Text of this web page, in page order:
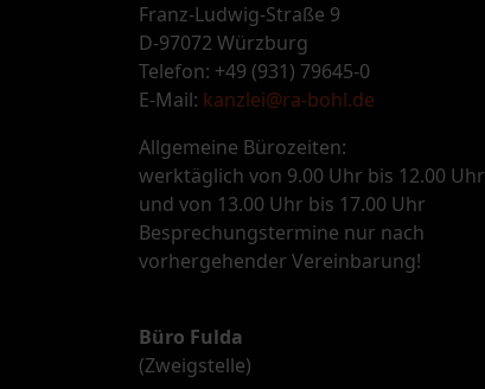
Franz-Ludwig-Straße 9
D-97072 Würzburg
Telefon: +49 (931) 79645-0
E-Mail: kanzlei@ra-bohl.de
Allgemeine Bürozeiten:
werktäglich von 9.00 Uhr bis 12.00 Uhr
und von 13.00 Uhr bis 17.00 Uhr
Besprechungstermine nur nach
vorhergehender Vereinbarung!
Büro Fulda
(Zweigstelle)